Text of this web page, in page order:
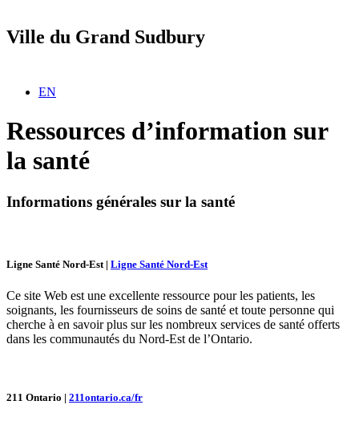
Ville du Grand Sudbury
Sélectionnez votre langue
EN
Ressources d’information sur
la santé
Informations générales sur la santé
Ligne Santé Nord-Est | Ligne Santé Nord-Est
Ce site Web est une excellente ressource pour les patients, les
soignants, les fournisseurs de soins de santé et toute personne qui
cherche à en savoir plus sur les nombreux services de santé offerts
dans les communautés du Nord-Est de l’Ontario.
211 Ontario | 211ontario.ca/fr